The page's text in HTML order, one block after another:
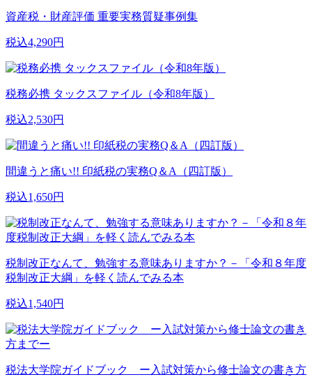
資産税・財産評価 重要実務質疑事例集
税込4,290円
税務必携 タックスファイル（令和8年版）
税込2,530円
間違うと痛い!! 印紙税の実務Q＆A（四訂版）
税込1,650円
税制改正なんて、勉強する意味ありますか？－「令和８年度
税制改正大綱」を軽く読んでみる本
税込1,540円
税法大学院ガイドブック ー入試対策から修士論文の書き方